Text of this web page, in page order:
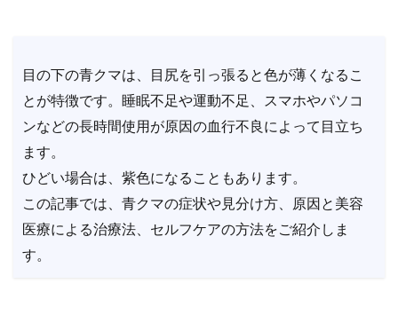
目の下の青クマは、目尻を引っ張ると色が薄くなるこ
とが特徴です。睡眠不足や運動不足、スマホやパソコ
ンなどの長時間使用が原因の血行不良によって目立ち
ます。
ひどい場合は、紫色になることもあります。
この記事では、青クマの症状や見分け方、原因と美容
医療による治療法、セルフケアの方法をご紹介しま
す。